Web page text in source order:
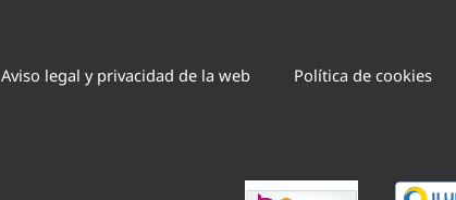
Aviso legal y privacidad de la web Política de cookies